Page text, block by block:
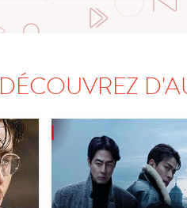
DÉCOUVREZ